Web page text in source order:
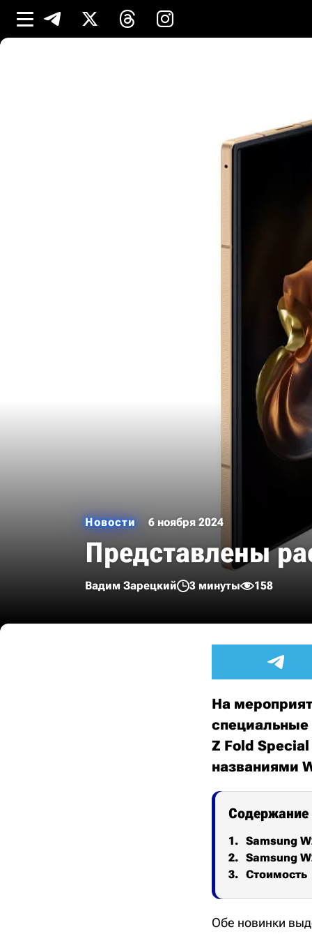
Новости 6 ноября 2024
Представлены
Вадим Зарецкий 3 минуты 158
На
специальные
Z Fold
названиями
Содержание
Samsung
Samsung
Стоимость
Обе новинки